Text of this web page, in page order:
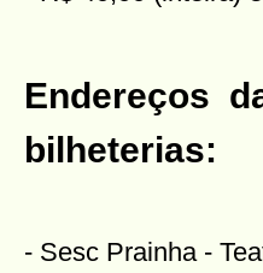
Endereços
bilheterias:
- Sesc Prainha -